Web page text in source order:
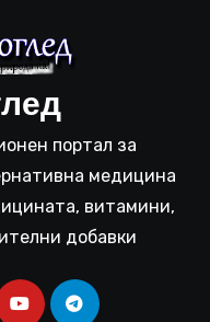
портал за
медицина
витамини,
добавки